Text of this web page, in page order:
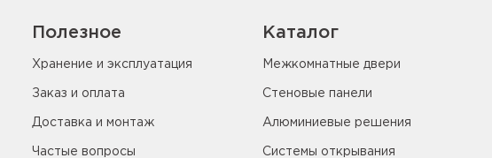
Полезное
Хранение и эксплуатация
Заказ и оплата
Доставка и монтаж
Частые вопросы
Каталог
Межкомнатные двери
Стеновые панели
Алюминиевые решения
Системы открывания